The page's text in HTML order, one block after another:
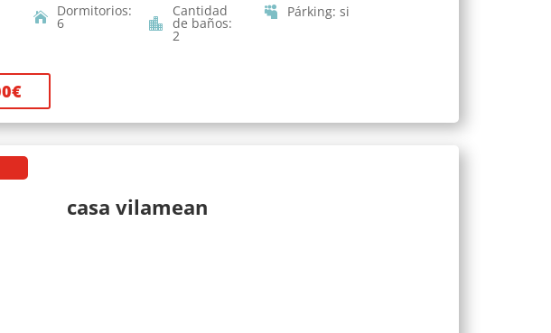
Dormitorios:
6
Cantidad
de baños:
2
Párking:si
€
casa vilamean